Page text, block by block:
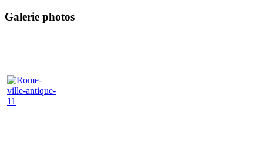
Galerie photos